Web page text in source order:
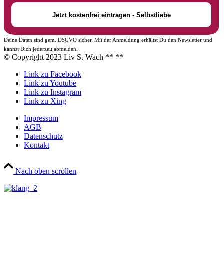
Deine Daten sind gem. DSGVO sicher. Mit der Anmeldung erhältst Du den Newsletter und
kannst Dich jederzeit abmelden.
© Copyright 2023 Liv S. Wach ** **
Link zu Facebook
Link zu Youtube
Link zu Instagram
Link zu Xing
Impressum
AGB
Datenschutz
Kontakt
Nach oben scrollen